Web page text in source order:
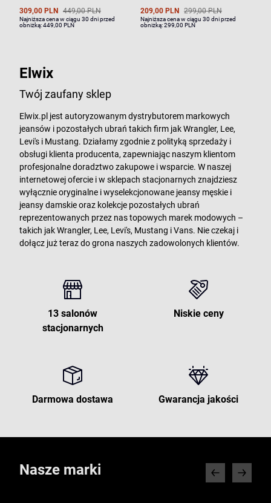
309,00 PLN 449,00 PLN
Najniższa cena w ciągu 30 dni przed
obniżką:449,00 PLN
209,00 PLN 299,00 PLN
Najniższa cena w ciągu 30 dni przed
obniżką:299,00 PLN
Elwix
Twój zaufany sklep
Elwix.pl jest autoryzowanym dystrybutorem markowych
jeansów i pozostałych ubrań takich firm jak Wrangler, Lee,
Levi's i Mustang. Działamy zgodnie z polityką sprzedaży i
obsługi klienta producenta, zapewniając naszym klientom
profesjonalne doradztwo zakupowe i wsparcie. W naszej
internetowej ofercie i w sklepach stacjonarnych znajdziesz
wyłącznie oryginalne i wyselekcjonowane jeansy męskie i
jeansy damskie oraz kolekcje pozostałych ubrań
reprezentowanych przez nas topowych marek modowych –
takich jak Wrangler, Lee, Levi's, Mustang i Vans. Nie czekaj i
dołącz już teraz do grona naszych zadowolonych klientów.
13 salonów
stacjonarnych
Niskie ceny
Darmowa dostawa Gwarancja jakości
Nasze marki